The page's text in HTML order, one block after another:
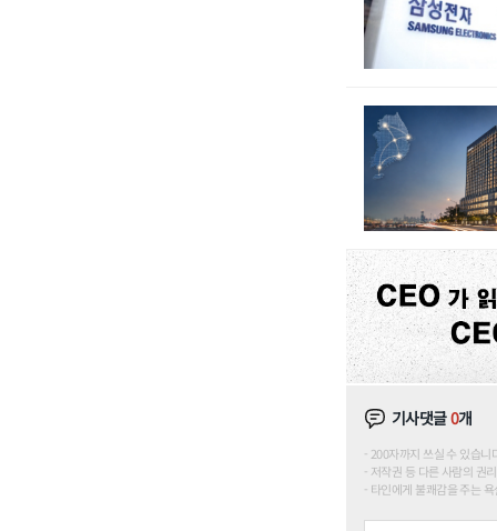
기사댓글0개
200자까지 쓰실 수 있습
저작권 등 다른 사람의 권
타인에게 불쾌감을 주는